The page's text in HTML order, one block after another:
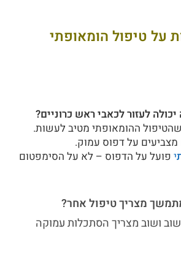
על טיפול הומאופתי
לעזור לכאבי ראש כרוניים?
ההומאופתי מטיב לעשות.
מצביעים על דפוס עמוק.
י פועל על הדפוס – לא על הסימפטום
מצריך טיפול אחר?
ושוב מצריך הסתכלות עמוקה